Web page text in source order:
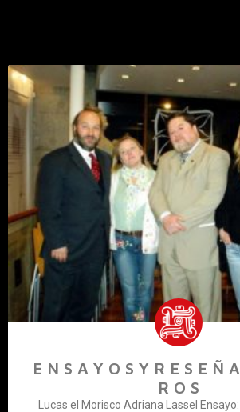
E N S A Y O S Y R E S E Ñ
R O S
Lucas el Morisco Adriana Lassel